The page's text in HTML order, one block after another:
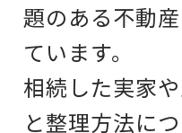
題のある不動
ています。
相続した実家
と整理方法に